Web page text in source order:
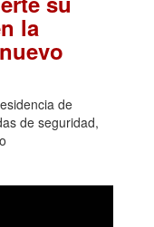
la
de
de seguridad,